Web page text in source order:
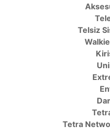
Telsiz
Tetra